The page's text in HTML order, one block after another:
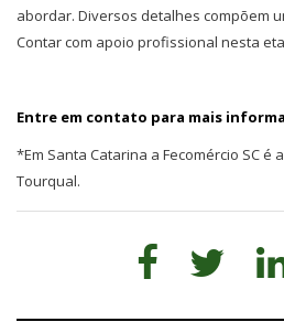
abordar. Diversos detalhes compõem
Contar com apoio profissional nesta
Entre em contato para mais
*Em Santa Catarina a Fecomércio SC é
Tourqual.